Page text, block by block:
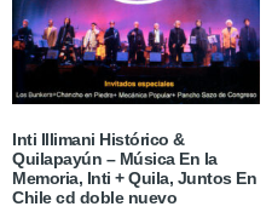
Inti Illimani Histórico &
Quilapayún – Música En la
Memoria, Inti + Quila, Juntos En
Chile cd doble nuevo